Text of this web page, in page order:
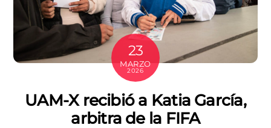
23
MARZO
2026
UAM-X recibió a Katia García,
arbitra de la FIFA